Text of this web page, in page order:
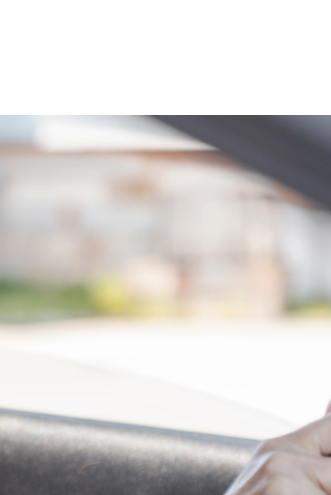
igual al domicilio del INE).
del solicitante y placas del Estado de Jalisco.